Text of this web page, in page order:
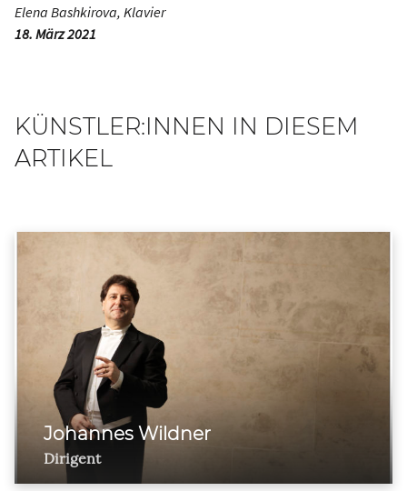
Elena Bashkirova, Klavier
18. März 2021
KÜNSTLER:INNEN IN DIESEM
ARTIKEL
Johannes Wildner
Dirigent